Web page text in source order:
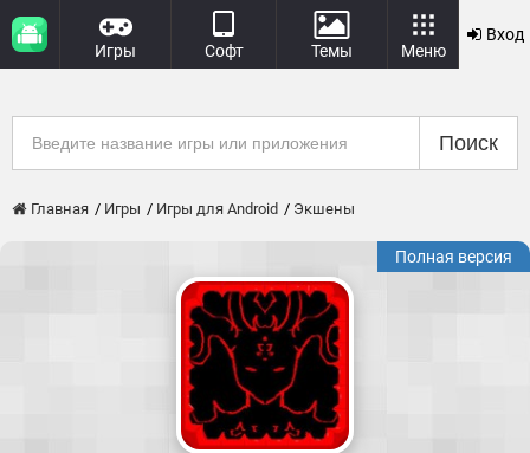
Игры Софт Темы Меню
Вход
Поиск
Главная Игры Игры для Android Экшены
Полная версия